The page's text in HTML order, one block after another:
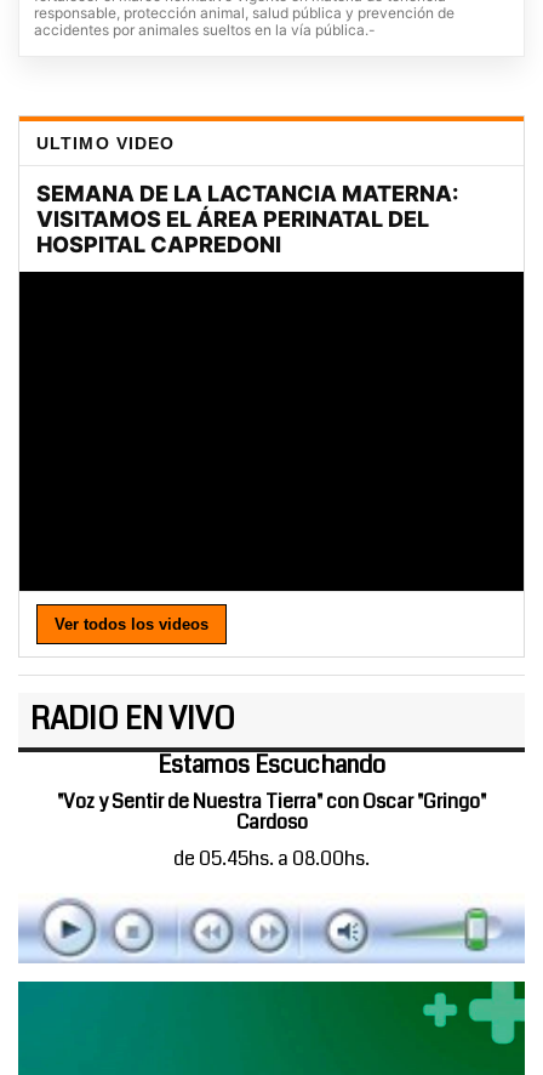
responsable, protección animal, salud pública y prevención de
accidentes por animales sueltos en la vía pública.-
ULTIMO VIDEO
Ver todos los videos
RADIO EN VIVO
Estamos Escuchando
"Voz y Sentir de Nuestra Tierra" con Oscar "Gringo"
Cardoso
de 05.45hs. a 08.00hs.